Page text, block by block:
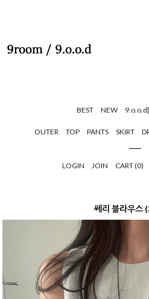
BEST NEW
OUTER TOP PANTS SKIRT
LOGIN JOIN CART (0)
쎄리 블라우스